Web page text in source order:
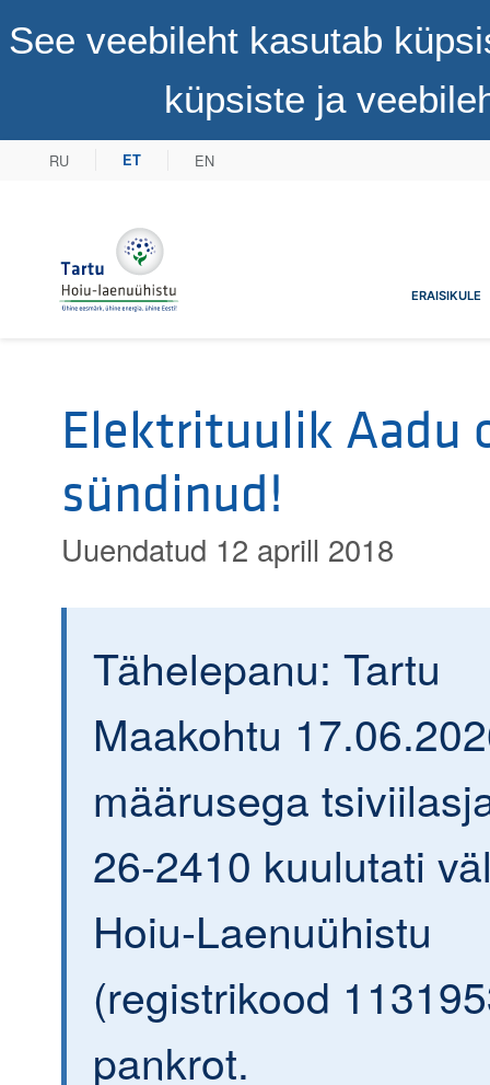
See veebileht kasutab
küpsiste ja
RU ET EN
Tartu Hoiu-laenuühistuERAISIKULE
Elektrituulik Aadu
sündinud!
Uuendatud 12 aprill 2018
Tähelepanu: Tartu
Maakohtu
määrusega
26-2410 kuulutati
Hoiu-Laenuühistu
(registrikood
pankrot.